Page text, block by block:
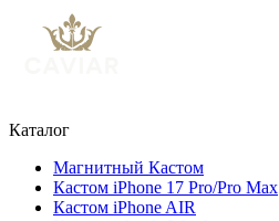
Каталог
Магнитный Кастом
Кастом iPhone 17 Pro/Pro Max
Кастом iPhone AIR